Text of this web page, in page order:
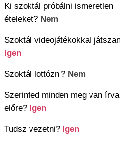
Ki szoktál próbálni ismeretlen
ételeket? Nem
Szoktál videojátékokkal
Igen
Szoktál lottózni? Nem
Szerinted minden meg van írva
előre? Igen
Tudsz vezetni? Igen